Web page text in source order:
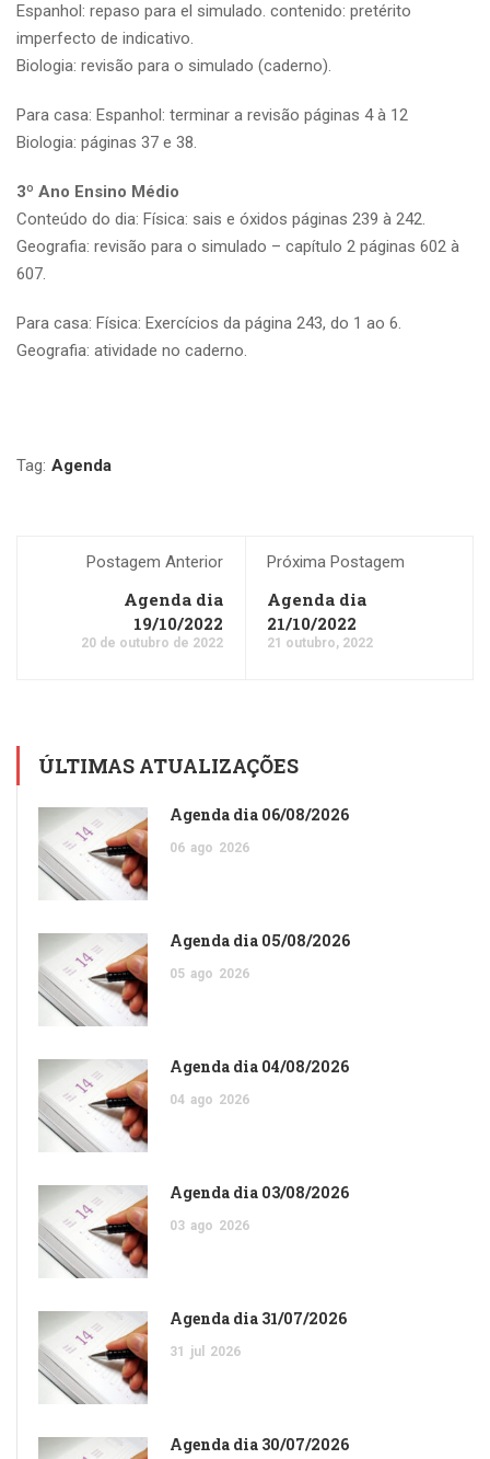
Espanhol: repaso para el simulado. contenido: pretérito
imperfecto de indicativo.
Biologia: revisão para o simulado (caderno).
Para casa: Espanhol: terminar a revisão páginas 4 à 12
Biologia: páginas 37 e 38.
3º Ano Ensino Médio
Conteúdo do dia: Física: sais e óxidos páginas 239 à 242.
Geografia: revisão para o simulado – capítulo 2 páginas 602 à
607.
Para casa: Física: Exercícios da página 243, do 1 ao 6.
Geografia: atividade no caderno.
Tag: Agenda
Postagem Anterior
Agenda dia
19/10/2022
20 de outubro de 2022
Próxima Postagem
Agenda dia
21/10/2022
21 outubro, 2022
ÚLTIMAS ATUALIZAÇÕES
Agenda dia 06/08/2026
06 ago 2026
Agenda dia 05/08/2026
05 ago 2026
Agenda dia 04/08/2026
04 ago 2026
Agenda dia 03/08/2026
03 ago 2026
Agenda dia 31/07/2026
31 jul 2026
Agenda dia 30/07/2026